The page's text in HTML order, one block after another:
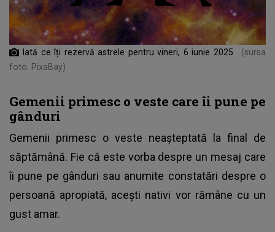
Iată ce îți rezervă astrele pentru vineri, 6 iunie 2025
(sursa
foto: PixaBay)
Gemenii primesc o veste care îi pune pe
gânduri
Gemenii primesc o veste neașteptată la final de
săptămână. Fie că este vorba despre un mesaj care
îi pune pe gânduri sau anumite constatări despre o
persoană apropiată, acești nativi vor rămâne cu un
gust amar.